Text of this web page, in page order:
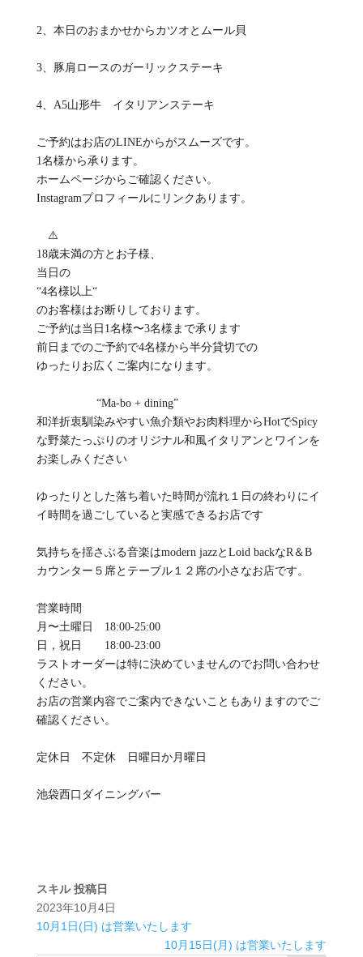
2、本日のおまかせからカツオとムール貝
3、豚肩ロースのガーリックステーキ
4、A5山形牛 イタリアンステーキ
ご予約はお店のLINEからがスムーズです。
1名様から承ります。
ホームページからご確認ください。
Instagramプロフィールにリンクあります。
⚠️
18歳未満の方とお子様、
当日の
“4名様以上“
のお客様はお断りしております。
ご予約は当日1名様〜3名様まで承ります
前日までのご予約で4名様から半分貸切での
ゆったりお広くご案内になります。
“Ma-bo + dining”
和洋折衷馴染みやすい魚介類やお肉料理からHotでSpicy
な野菜たっぷりのオリジナル和風イタリアンとワインを
お楽しみください
ゆったりとした落ち着いた時間が流れ１日の終わりにイ
イ時間を過ごしていると実感できるお店です
気持ちを揺さぶる音楽はmodern jazzとLoid backなR＆B
カウンター５席とテーブル１２席の小さなお店です。
営業時間
月〜土曜日 18:00-25:00
日，祝日 18:00-23:00
ラストオーダーは特に決めていませんのでお問い合わせ
ください。
お店の営業内容でご案内できないこともありますのでご
確認ください。
定休日 不定休 日曜日か月曜日
池袋西口ダイニングバー
スキル 投稿日
2023年10月4日
10月1日(日) は営業いたします
10月15日(月) は営業いたします